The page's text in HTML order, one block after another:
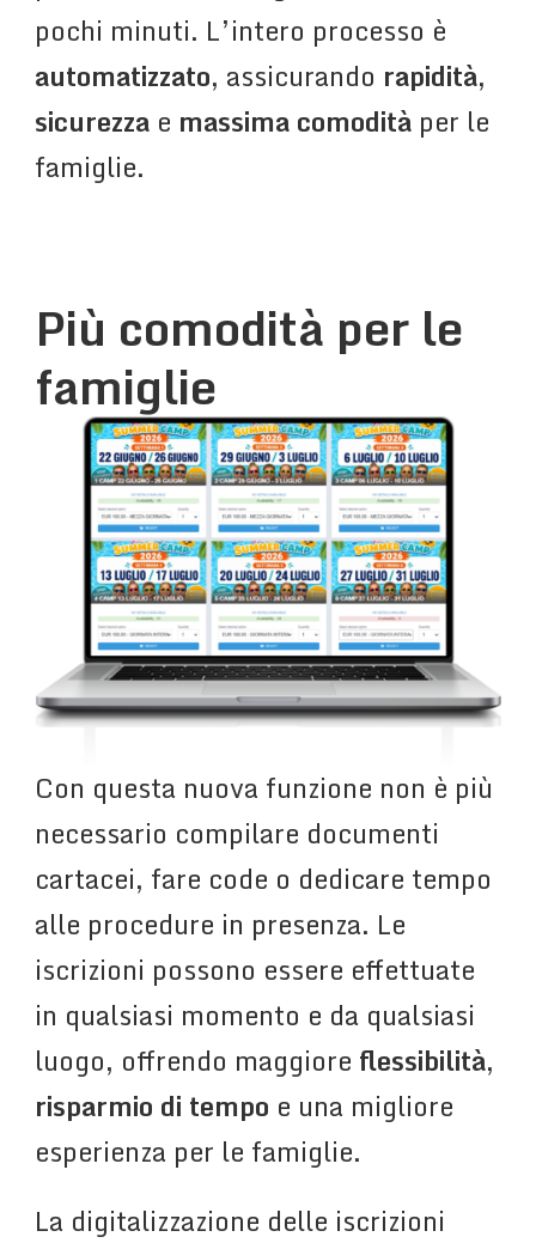
pochi minuti. L’intero processo è
automatizzato, assicurando rapidità,
sicurezza e massima comodità per le
famiglie.
Più comodità per le
famiglie
Con questa nuova funzione non è più
necessario compilare documenti
cartacei, fare code o dedicare tempo
alle procedure in presenza. Le
iscrizioni possono essere effettuate
in qualsiasi momento e da qualsiasi
luogo, offrendo maggiore flessibilità,
risparmio di tempo e una migliore
esperienza per le famiglie.
La digitalizzazione delle iscrizioni